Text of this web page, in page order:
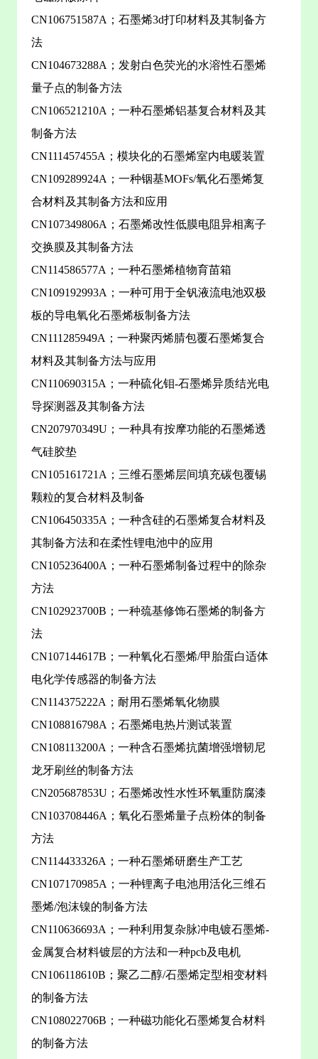
CN106751587A；石墨烯3d打印材料及其制备方
法
CN104673288A；发射白色荧光的水溶性石墨烯
量子点的制备方法
CN106521210A；一种石墨烯铝基复合材料及其
制备方法
CN111457455A；模块化的石墨烯室内电暖装置
CN109289924A；一种铟基MOFs/氧化石墨烯复
合材料及其制备方法和应用
CN107349806A；石墨烯改性低膜电阻异相离子
交换膜及其制备方法
CN114586577A；一种石墨烯植物育苗箱
CN109192993A；一种可用于全钒液流电池双极
板的导电氧化石墨烯板制备方法
CN111285949A；一种聚丙烯腈包覆石墨烯复合
材料及其制备方法与应用
CN110690315A；一种硫化钼-石墨烯异质结光电
导探测器及其制备方法
CN207970349U；一种具有按摩功能的石墨烯透
气硅胶垫
CN105161721A；三维石墨烯层间填充碳包覆锡
颗粒的复合材料及制备
CN106450335A；一种含硅的石墨烯复合材料及
其制备方法和在柔性锂电池中的应用
CN105236400A；一种石墨烯制备过程中的除杂
方法
CN102923700B；一种巯基修饰石墨烯的制备方
法
CN107144617B；一种氧化石墨烯/甲胎蛋白适体
电化学传感器的制备方法
CN114375222A；耐用石墨烯氧化物膜
CN108816798A；石墨烯电热片测试装置
CN108113200A；一种含石墨烯抗菌增强增韧尼
龙牙刷丝的制备方法
CN205687853U；石墨烯改性水性环氧重防腐漆
CN103708446A；氧化石墨烯量子点粉体的制备
方法
CN114433326A；一种石墨烯研磨生产工艺
CN107170985A；一种锂离子电池用活化三维石
墨烯/泡沫镍的制备方法
CN110636693A；一种利用复杂脉冲电镀石墨烯-
金属复合材料镀层的方法和一种pcb及电机
CN106118610B；聚乙二醇/石墨烯定型相变材料
的制备方法
CN108022706B；一种磁功能化石墨烯复合材料
的制备方法